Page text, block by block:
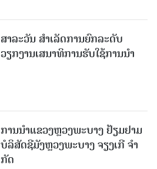
ສາລະວັນ ສໍາເລັດການຍົກລະດັບ
ວຽກງານເສນາທິການຮັບໃຊ້ການນໍາ
ການນຳແຂວງຫຼວງພະບາງ ຢ້ຽມ​ຢາມ
ບໍ​ລິ​ສັດຊີມັງຫຼວງພະບາງ ຈຽງເກີ ຈໍາ
ກັດ